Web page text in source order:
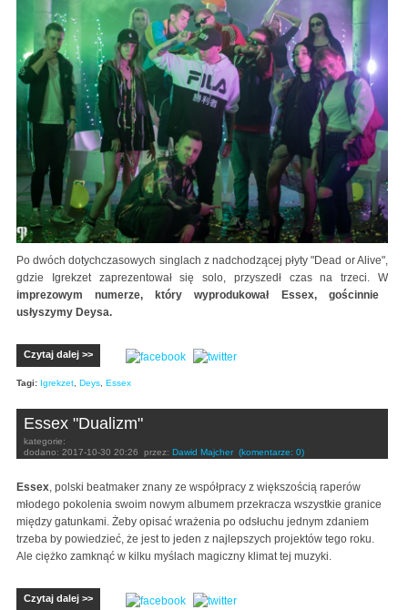
Po dwóch dotychczasowych singlach z nadchodzącej płyty "Dead or Alive",
gdzie Igrekzet zaprezentował się solo, przyszedł czas na trzeci. W
imprezowym numerze, który wyprodukował Essex, gościnnie
usłyszymy Deysa.
Czytaj dalej >>
Tagi: Igrekzet Deys Essex
Essex "Dualizm"
kategorie:
dodano: 2017-10-30 20:26 przez: Dawid Majcher (komentarze: 0)
Essex, polski beatmaker znany ze współpracy z większością raperów
młodego pokolenia swoim nowym albumem przekracza wszystkie granice
między gatunkami. Żeby opisać wrażenia po odsłuchu jednym zdaniem
trzeba by powiedzieć, że jest to jeden z najlepszych projektów tego roku.
Ale ciężko zamknąć w kilku myślach magiczny klimat tej muzyki.
Czytaj dalej >>